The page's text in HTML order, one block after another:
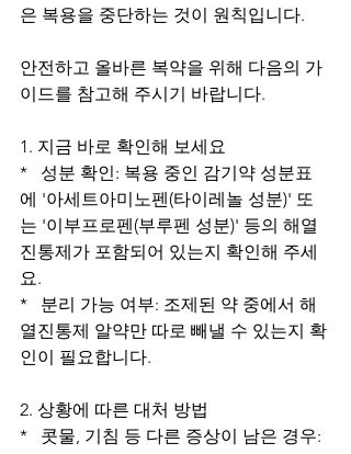
은 복용을 중단하는 것이 원칙입니다.
안전하고 올바른 복약을 위해 다음의 가
이드를 참고해 주시기 바랍니다.
1. 지금 바로 확인해 보세요
*   성분 확인: 복용 중인 감기약 성분표
에 '아세트아미노펜(타이레놀 성분)' 또
는 '이부프로펜(부루펜 성분)' 등의 해열
진통제가 포함되어 있는지 확인해 주세
요.
*   분리 가능 여부: 조제된 약 중에서 해
열진통제 알약만 따로 빼낼 수 있는지 확
인이 필요합니다.
2. 상황에 따른 대처 방법
*   콧물, 기침 등 다른 증상이 남은 경우: